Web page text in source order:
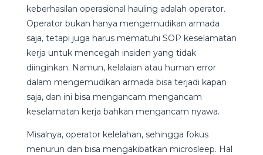
keberhasilan operasional hauling adalah operator.
Operator bukan hanya mengemudikan armada
saja, tetapi juga harus mematuhi SOP keselamatan
kerja untuk mencegah insiden yang tidak
diinginkan. Namun, kelalaian atau human error
dalam mengemudikan armada bisa terjadi kapan
saja, dan ini bisa mengancam mengancam
keselamatan kerja bahkan mengancam nyawa.
Misalnya, operator kelelahan, sehingga fokus
menurun dan bisa mengakibatkan microsleep. Hal